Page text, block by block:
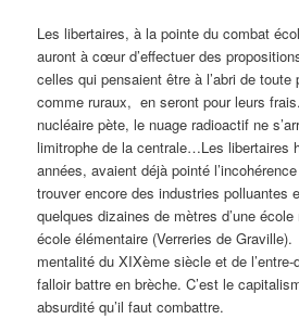
Les libertaires, à la pointe du combat
auront à cœur d’effectuer des
celles qui pensaient être à l’abri de toute
comme ruraux, en seront pour leurs
nucléaire pète, le nuage radioactif ne
limitrophe de la centrale…Les libertaires
années, avaient déjà pointé
trouver encore des industries polluantes
quelques dizaines de mètres d’une école
école élémentaire (Verreries de
mentalité du XIXème siècle et de l’entre-
falloir battre en brèche. C’est le
absurdité qu’il faut combattre.